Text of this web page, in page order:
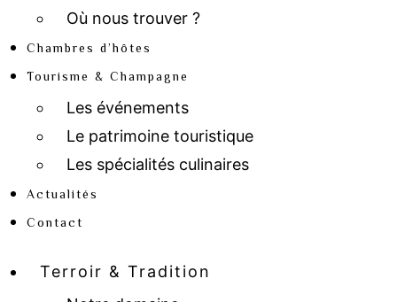
Où nous trouver ?
Chambres d’hôtes
Tourisme & Champagne
Les événements
Le patrimoine touristique
Les spécialités culinaires
Actualités
Contact
Terroir & Tradition